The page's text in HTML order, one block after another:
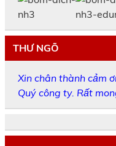
THƯ NGÕ
Xin chân thành cảm
Quý công ty. Rất